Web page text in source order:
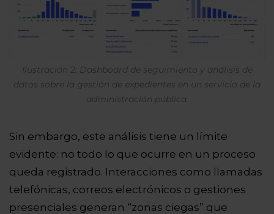
Ilustración 2: Dashboard de seguimiento y análisis de
datos sobre la gestión de expedientes en un servicio de la
administración pública.
Sin embargo, este análisis tiene un límite
evidente: no todo lo que ocurre en un proceso
queda registrado. Interacciones como llamadas
telefónicas, correos electrónicos o gestiones
presenciales generan “zonas ciegas” que